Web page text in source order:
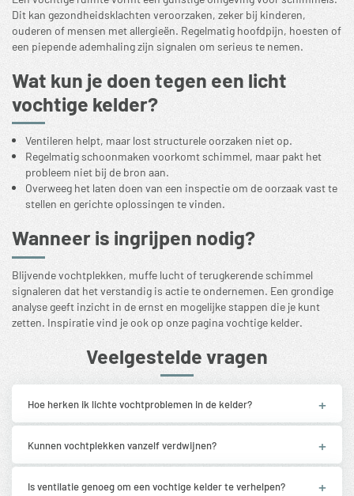
Dit kan gezondheidsklachten veroorzaken, zeker bij kinderen,
ouderen of mensen met allergieën. Regelmatig hoofdpijn, hoesten of
een piepende ademhaling zijn signalen om serieus te nemen.
Wat kun je doen tegen een licht
vochtige kelder?
Ventileren helpt, maar lost structurele oorzaken niet op.
Regelmatig schoonmaken voorkomt schimmel, maar pakt het
probleem niet bij de bron aan.
Overweeg het laten doen van een inspectieom de oorzaak vast te
stellen en gerichte oplossingen te vinden.
Wanneer is ingrijpen nodig?
Blijvende vochtplekken, muffe lucht of terugkerende schimmel
signaleren dat het verstandig is actie te ondernemen. Een grondige
analyse geeft inzicht in de ernst en mogelijke stappen die je kunt
zetten. Inspiratie vind je ook op onze paginavochtige kelder.
Veelgestelde vragen
Hoe herken ik lichte vochtproblemen in de kelder?
Kunnen vochtplekken vanzelf verdwijnen?
Is ventilatie genoeg om een vochtige kelder te verhelpen?